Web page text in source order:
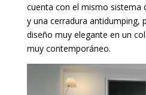
cuenta con el mismo sistema
y una cerradura antidumping,
diseño muy elegante en un
muy contemporáneo.